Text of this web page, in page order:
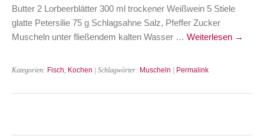
Butter 2 Lorbeerblätter 300 ml trockener Weißwein 5 Stiele
glatte Petersilie 75 g Schlagsahne Salz, Pfeffer Zucker
Muscheln unter fließendem kalten Wasser … Weiterlesen →
Kategorien: Fisch Kochen | Schlagwörter: Muscheln | Permalink